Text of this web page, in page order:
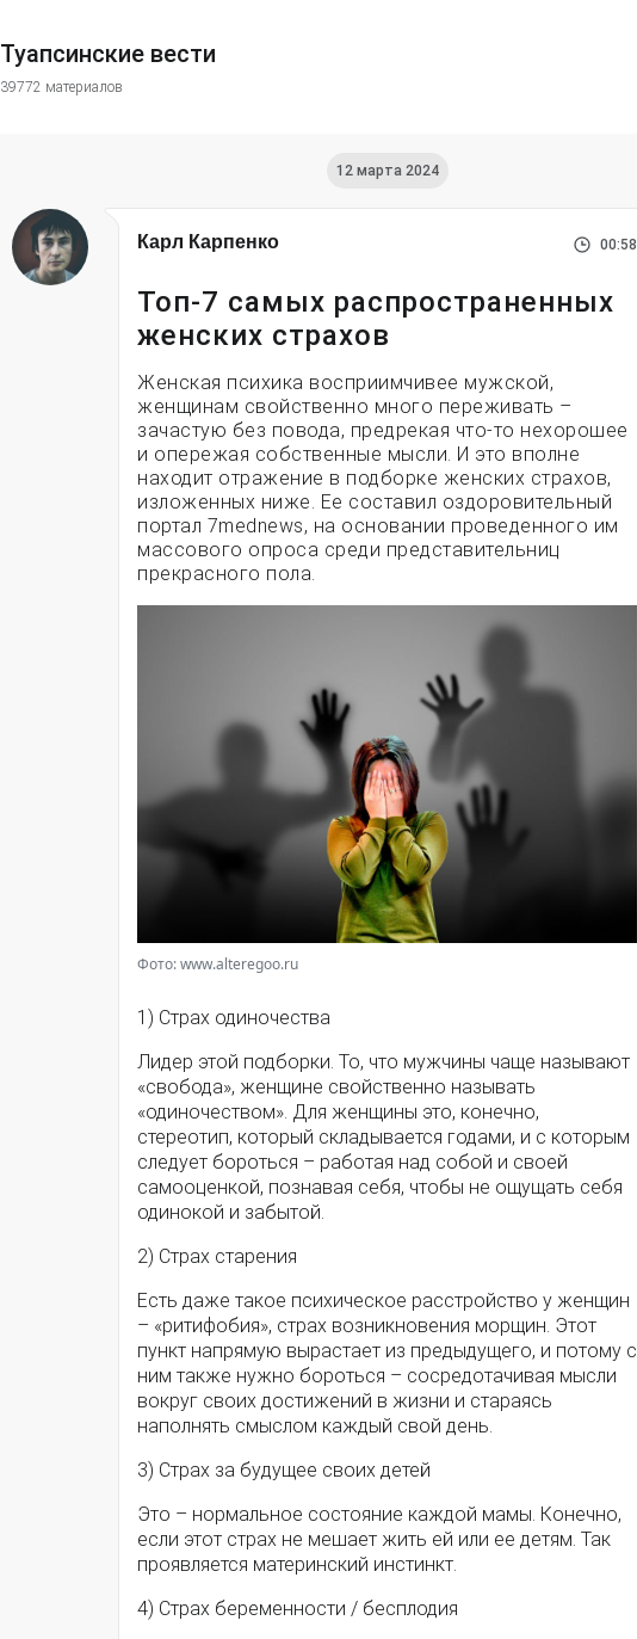
Туапсинские вести
39772 материалов
12 марта 2024
Карл Карпенко 00:58
Топ-7 самых распространенных
женских страхов
Женская психика восприимчивее мужской,
женщинам свойственно много переживать –
зачастую без повода, предрекая что-то нехорошее
и опережая собственные мысли. И это вполне
находит отражение в подборке женских страхов,
изложенных ниже. Ее составил оздоровительный
портал 7mednews, на основании проведенного им
массового опроса среди представительниц
прекрасного пола.
Фото: www.alteregoo.ru
1) Страх одиночества
Лидер этой подборки. То, что мужчины чаще называют
«свобода», женщине свойственно называть
«одиночеством». Для женщины это, конечно,
стереотип, который складывается годами, и с которым
следует бороться – работая над собой и своей
самооценкой, познавая себя, чтобы не ощущать себя
одинокой и забытой.
2) Страх старения
Есть даже такое психическое расстройство у женщин
– «ритифобия», страх возникновения морщин. Этот
пункт напрямую вырастает из предыдущего, и потому с
ним также нужно бороться – сосредотачивая мысли
вокруг своих достижений в жизни и стараясь
наполнять смыслом каждый свой день.
3) Страх за будущее своих детей
Это – нормальное состояние каждой мамы. Конечно,
если этот страх не мешает жить ей или ее детям. Так
проявляется материнский инстинкт.
4) Страх беременности / бесплодия